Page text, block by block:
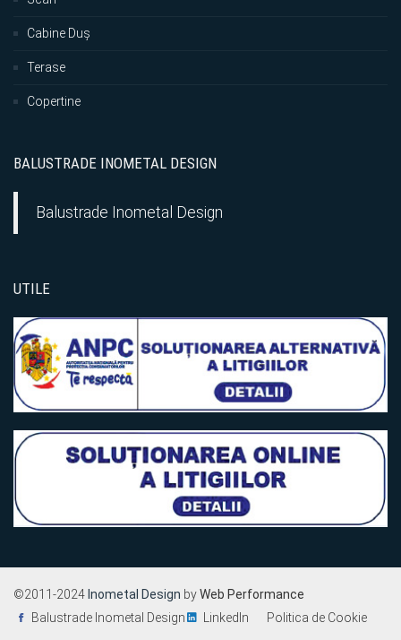
Cabine Duș
Terase
Copertine
BALUSTRADE INOMETAL DESIGN
Balustrade Inometal Design
UTILE
©2011-2024Inometal Design byWeb Performance
Balustrade Inometal Design
LinkedIn Politica de Cookie